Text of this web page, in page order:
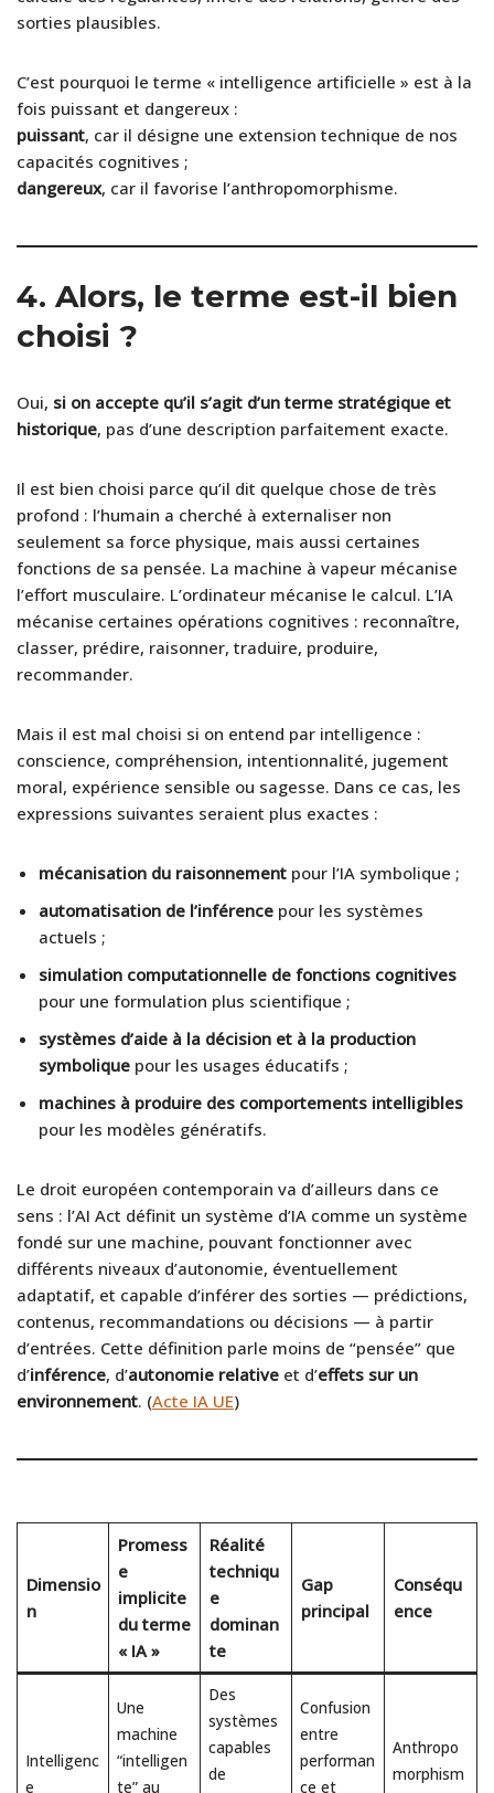
sorties plausibles.
C’est pourquoi le terme « intelligence artificielle » est à la
fois puissant et dangereux :
puissant, car il désigne une extension technique de nos
capacités cognitives ;
dangereux, car il favorise l’anthropomorphisme.
4. Alors, le terme est-il bien
choisi ?
Oui, si on accepte qu’il s’agit d’un terme stratégique et
historique, pas d’une description parfaitement exacte.
Il est bien choisi parce qu’il dit quelque chose de très
profond : l’humain a cherché à externaliser non
seulement sa force physique, mais aussi certaines
fonctions de sa pensée. La machine à vapeur mécanise
l’effort musculaire. L’ordinateur mécanise le calcul. L’IA
mécanise certaines opérations cognitives : reconnaître,
classer, prédire, raisonner, traduire, produire,
recommander.
Mais il est mal choisi si on entend par intelligence :
conscience, compréhension, intentionnalité, jugement
moral, expérience sensible ou sagesse. Dans ce cas, les
expressions suivantes seraient plus exactes :
mécanisation du raisonnement pour l’IA symbolique ;
automatisation de l’inférence pour les systèmes
actuels ;
simulation computationnelle de fonctions cognitives
pour une formulation plus scientifique ;
systèmes d’aide à la décision et à la production
symbolique pour les usages éducatifs ;
machines à produire des comportements intelligibles
pour les modèles génératifs.
Le droit européen contemporain va d’ailleurs dans ce
sens : l’AI Act définit un système d’IA comme un système
fondé sur une machine, pouvant fonctionner avec
différents niveaux d’autonomie, éventuellement
adaptatif, et capable d’inférer des sorties — prédictions,
contenus, recommandations ou décisions — à partir
d’entrées. Cette définition parle moins de “pensée” que
d’inférence, d’autonomie relative et d’effets sur un
environnement. (Acte IA UE)
Dimensio
n
Promess
e
implicite
du terme
« IA »
Réalité
techniqu
e
dominan
te
Gap
principal
Conséqu
ence
Intelligenc
e
Une
machine
“intelligen
te” au
Des
systèmes
capables
de
Confusion
entre
performan
ce et
Anthropo
morphism